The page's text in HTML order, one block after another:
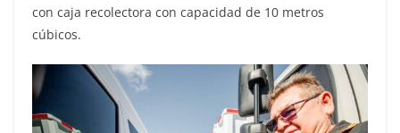
con caja recolectora con capacidad de 10 metros
cúbicos.